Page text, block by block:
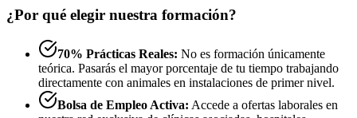
¿Por qué elegir nuestra formación?
70% Prácticas Reales: No es formación únicamente
teórica. Pasarás el mayor porcentaje de tu tiempo trabajando
directamente con animales en instalaciones de primer nivel.
Bolsa de Empleo Activa: Accede a ofertas laborales en